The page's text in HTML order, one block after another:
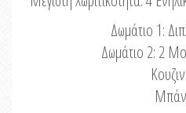
Δωμάτιο 1:
Δωμάτιο 2: 2